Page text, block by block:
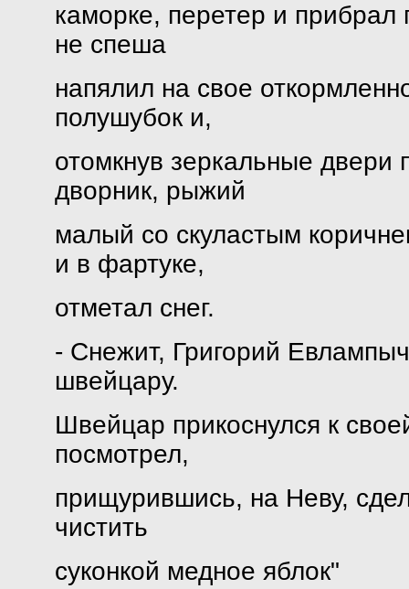
каморке, перетер и прибрал
не спеша
напялил на свое
полушубок и,
отомкнув зеркальные
дворник, рыжий
малый со скуластым
и в фартуке,
отметал снег.
- Снежит, Григорий
швейцару.
Швейцар прикоснулся к
посмотрел,
прищурившись, на Неву,
чистить
суконкой медное яблок"